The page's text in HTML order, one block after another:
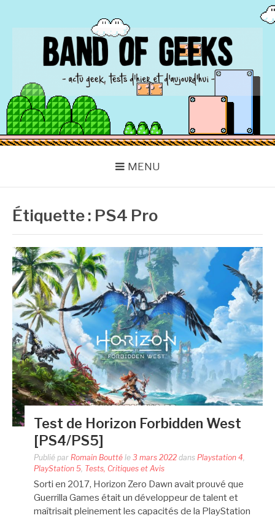
BAND OF GEEKS
Actu Geek d'hier et d'aujourd'hui
MENU
Étiquette : PS4 Pro
Test de Horizon Forbidden West
[PS4/PS5]
Publié par Romain Boutté le 3 mars 2022 dans Playstation 4
PlayStation 5 Tests, Critiques et Avis
Sorti en 2017, Horizon Zero Dawn avait prouvé que
Guerrilla Games était un développeur de talent et
maîtrisait pleinement les capacités de la PlayStation